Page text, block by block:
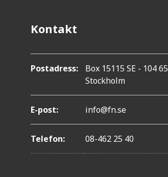
Kontakt
Postadress:
Box 15115 SE - 104 65
Stockholm
E-post: info@fn.se
Telefon: 08-462 25 40